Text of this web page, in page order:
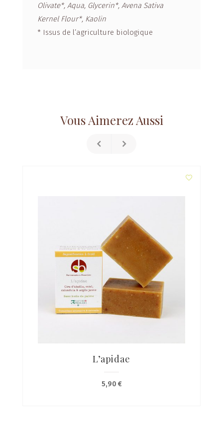
Olivate*, Aqua, Glycerin*, Avena Sativa
Kernel Flour*, Kaolin
* Issus de l’agriculture biologique
Vous Aimerez Aussi
L’apidae
5,90 €